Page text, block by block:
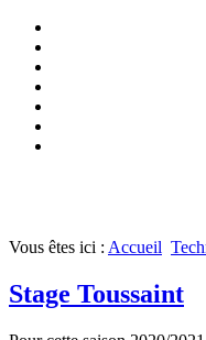
Vous êtes ici : Accueil
Stage Toussaint